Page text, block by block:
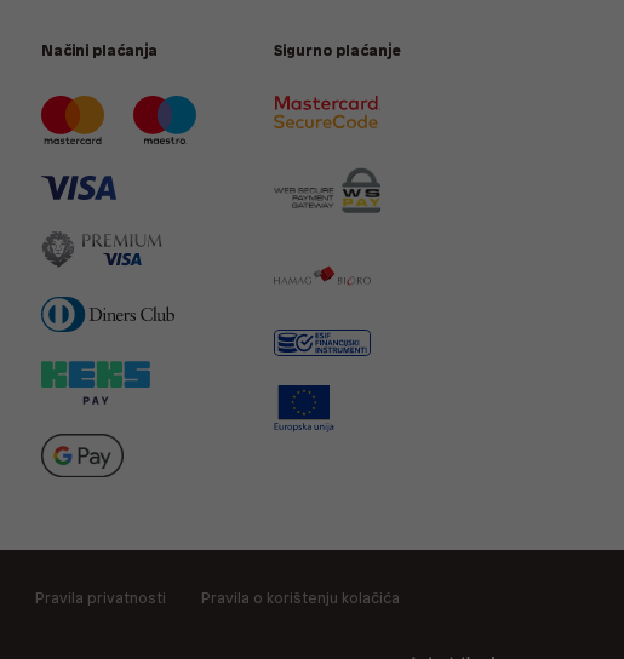
Načini plaćanja Sigurno plaćanje
Pravila privatnosti
Pravila o korištenju kolačića